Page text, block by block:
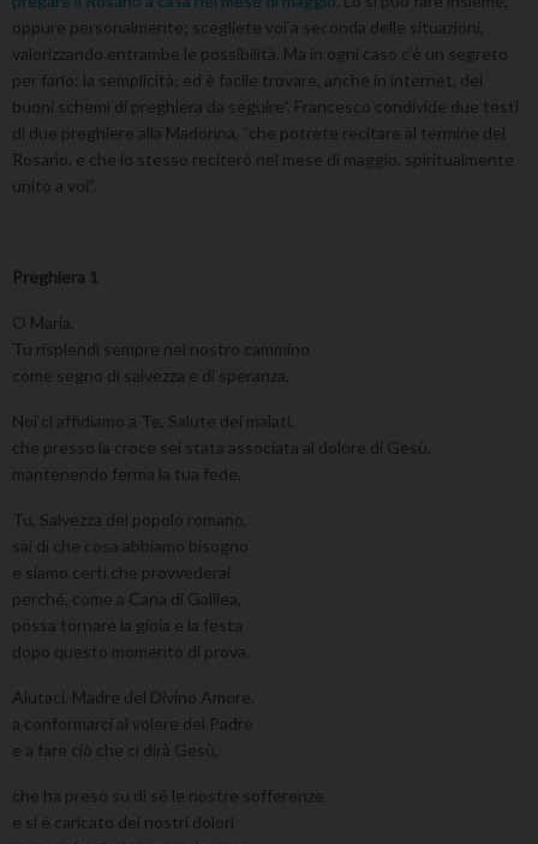
oppure personalmente; scegliete voi a seconda delle situazioni,
valorizzando entrambe le possibilità. Ma in ogni caso c’è un segreto
per farlo: la semplicità; ed è facile trovare, anche in internet, dei
buoni schemi di preghiera da seguire”. Francesco condivide due testi
di due preghiere alla Madonna, “che potrete recitare al termine del
Rosario, e che io stesso reciterò nel mese di maggio, spiritualmente
unito a voi”.
Preghiera 1
O Maria,
Tu risplendi sempre nel nostro cammino
come segno di salvezza e di speranza.
Noi ci affidiamo a Te, Salute dei malati,
che presso la croce sei stata associata al dolore di Gesù,
mantenendo ferma la tua fede.
Tu, Salvezza del popolo romano,
sai di che cosa abbiamo bisogno
e siamo certi che provvederai
perché, come a Cana di Galilea,
possa tornare la gioia e la festa
dopo questo momento di prova.
Aiutaci, Madre del Divino Amore,
a conformarci al volere del Padre
e a fare ciò che ci dirà Gesù,
che ha preso su di sé le nostre sofferenze
e si è caricato dei nostri dolori